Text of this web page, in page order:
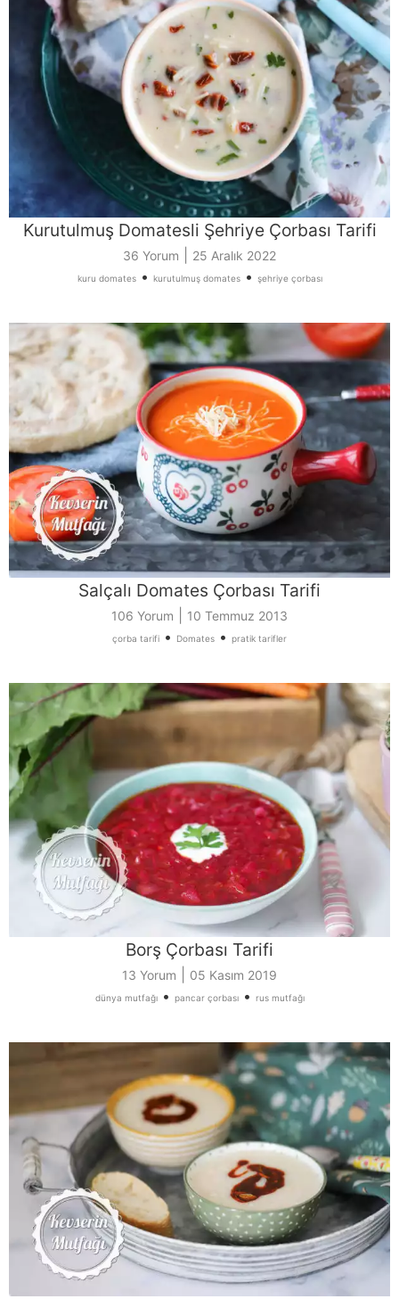
Kurutulmuş Domatesli Şehriye Çorbası Tarifi
36 Yorum 25 Aralık 2022
kuru domates• kurutulmuş domates• şehriye çorbası
Salçalı Domates Çorbası Tarifi
106 Yorum 10 Temmuz 2013
çorba tarifi • Domates • pratik tarifler
Borş Çorbası Tarifi
13 Yorum 05 Kasım 2019
dünya mutfağı• pancar çorbası• rus mutfağı